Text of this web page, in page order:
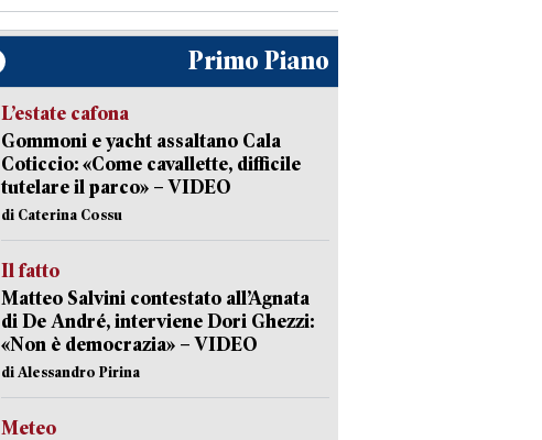
Primo Piano
L’estate cafona
Gommoni e yacht assaltano Cala
Coticcio: «Come cavallette, difficile
tutelare il parco» – VIDEO
di Caterina Cossu
Il fatto
Matteo Salvini contestato all’Agnata
di De André, interviene Dori Ghezzi:
«Non è democrazia» – VIDEO
di Alessandro Pirina
Meteo